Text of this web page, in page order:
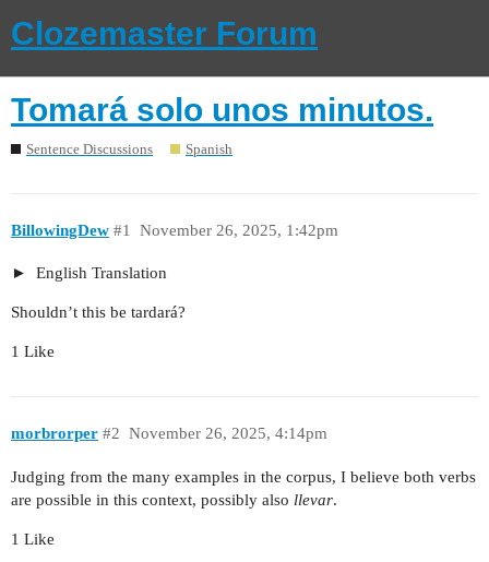
Clozemaster Forum
Tomará solo unos minutos.
Sentence Discussions Spanish
BillowingDew November 26, 2025, 1:42pm
#1
English Translation
Shouldn’t this be tardará?
1 Like
morbrorper November 26, 2025, 4:14pm
#2
Judging from the many examples in the corpus, I believe both verbs
are possible in this context, possibly also llevar.
1 Like